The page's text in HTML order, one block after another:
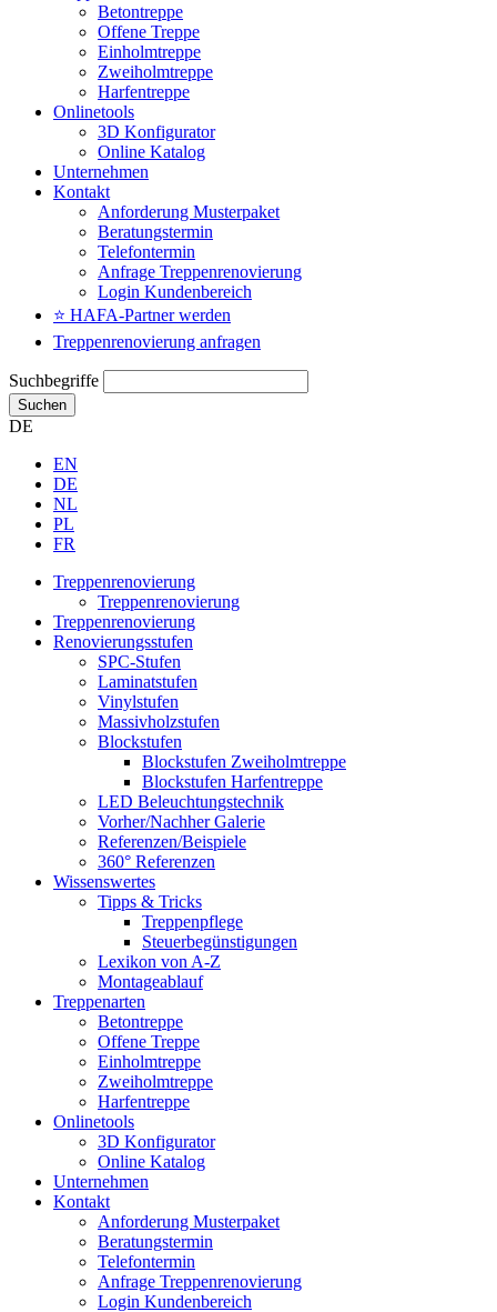
Betontreppe
Offene Treppe
Einholmtreppe
Zweiholmtreppe
Harfentreppe
Onlinetools
3D Konfigurator
Online Katalog
Unternehmen
Kontakt
Anforderung Musterpaket
Beratungstermin
Telefontermin
Anfrage Treppenrenovierung
Login Kundenbereich
⭐ HAFA-Partner werden
Treppenrenovierung anfragen
Suchbegriffe
Suchen
DE
EN
DE
NL
PL
FR
Treppenrenovierung
Treppenrenovierung
Treppenrenovierung
Renovierungsstufen
SPC-Stufen
Laminatstufen
Vinylstufen
Massivholzstufen
Blockstufen
Blockstufen Zweiholmtreppe
Blockstufen Harfentreppe
LED Beleuchtungstechnik
Vorher/Nachher Galerie
Referenzen/Beispiele
360° Referenzen
Wissenswertes
Tipps & Tricks
Treppenpflege
Steuerbegünstigungen
Lexikon von A-Z
Montageablauf
Treppenarten
Betontreppe
Offene Treppe
Einholmtreppe
Zweiholmtreppe
Harfentreppe
Onlinetools
3D Konfigurator
Online Katalog
Unternehmen
Kontakt
Anforderung Musterpaket
Beratungstermin
Telefontermin
Anfrage Treppenrenovierung
Login Kundenbereich